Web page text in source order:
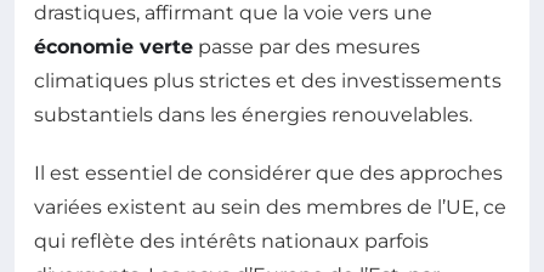
drastiques, affirmant que la voie vers une
économie verte passe par des mesures
climatiques plus strictes et des investissements
substantiels dans les énergies renouvelables.
Il est essentiel de considérer que des approches
variées existent au sein des membres de l’UE, ce
qui reflète des intérêts nationaux parfois